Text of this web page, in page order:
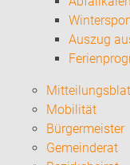
Auszug
Mobilität
Bürgermeister
Gemeinderat